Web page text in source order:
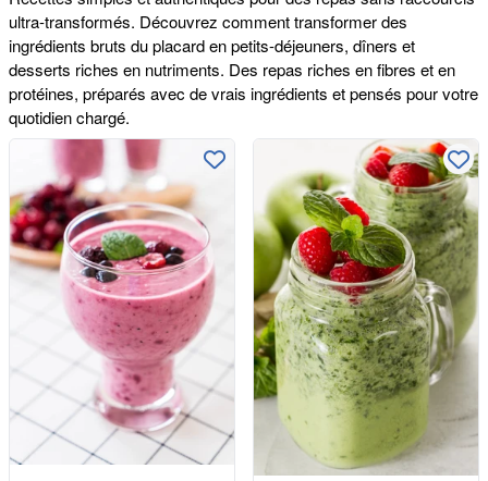
ultra-transformés. Découvrez comment transformer des
ingrédients bruts du placard en petits-déjeuners, dîners et
desserts riches en nutriments. Des repas riches en fibres et en
protéines, préparés avec de vrais ingrédients et pensés pour votre
quotidien chargé.